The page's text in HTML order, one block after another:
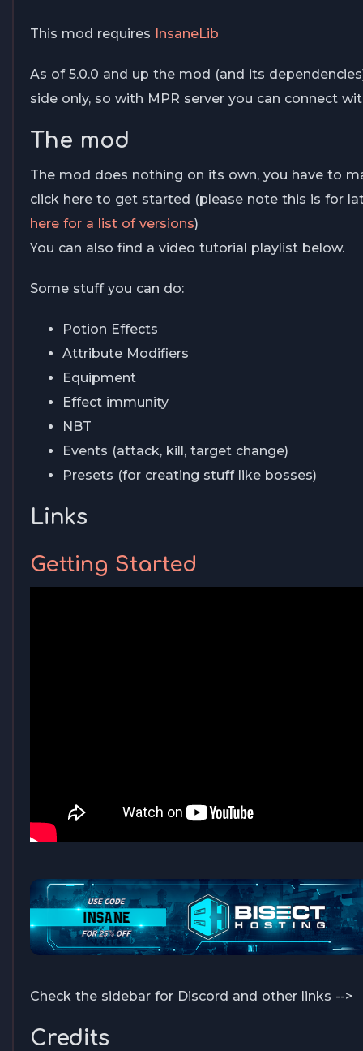
This mod requires InsaneLib
As of 5.0.0 and up the mod (and its
side only, so with MPR server you can connect
The mod
The mod does nothing on its own, you have to
click here to get started (please note this is for
here for a list of versions)
You can also find a video tutorial playlist below.
Some stuff you can do:
Potion Effects
Attribute Modifiers
Equipment
Effect immunity
NBT
Events (attack, kill, target change)
Presets (for creating stuff like bosses)
Links
Getting Started
Check the sidebar for Discord and other links -->
Credits